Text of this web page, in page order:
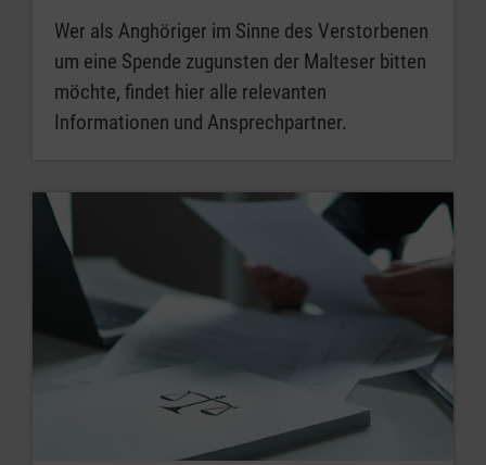
Wer als Anghöriger im Sinne des Verstorbenen
um eine Spende zugunsten der Malteser bitten
möchte, findet hier alle relevanten
Informationen und Ansprechpartner.